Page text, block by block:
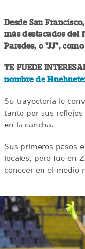
Desde San
más destacados del
Paredes, o "JJ",
TE PUEDE
nombre de
Su trayectoria lo
tanto por sus
en la cancha.
Sus primeros pasos
locales, pero fue en
conocer en el medio